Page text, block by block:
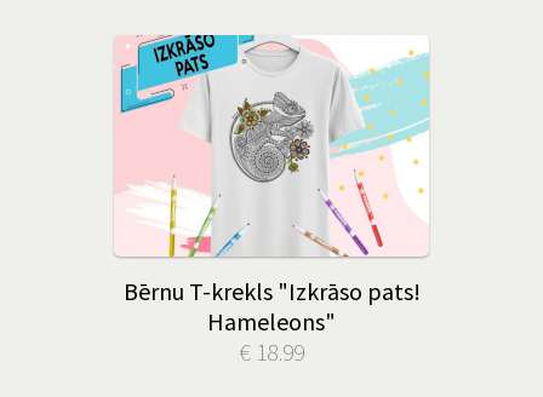
Bērnu T-krekls "Izkrāso pats!
Hameleons"
€ 18.99